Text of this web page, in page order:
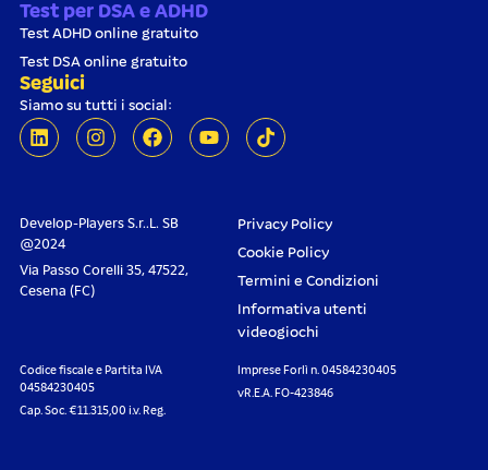
Test per DSA e ADHD
Test ADHD online gratuito
Test DSA online gratuito
Seguici
Siamo su tutti i social:
Develop-Players S.r..L. SB
@2024
Via Passo Corelli 35, 47522,
Cesena (FC)
Privacy Policy
Cookie Policy
Termini e Condizioni
Informativa utenti
videogiochi
Codice fiscale e Partita IVA
04584230405
Cap. Soc. €11.315,00 i.v. Reg.
Imprese Forlì n. 04584230405
vR.E.A. FO-423846